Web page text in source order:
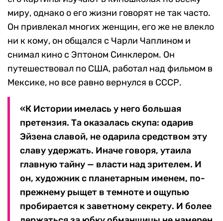
миру, однако о его жизни говорят не так часто.
Он привлекал многих женщин, его же не влекло
ни к кому, он общался с Чарли Чаплином и
снимал кино с Эптоном Синклером. Он
путешествовал по США, работал над фильмом в
Мексике, но все равно вернулся в СССР.
«К Истории имелась у него большая
претензия. Та оказалась скупа: одарив
Эйзена славой, не одарила средством эту
славу удержать. Иначе говоря, утаила
главную тайну — власти над зрителем. И
он, художник с планетарным именем, по-
прежнему рыщет в темноте и ощупью
пробирается к заветному секрету. И более